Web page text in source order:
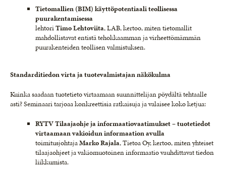
Tietomallien (BIM) käyttöpotentiaali teollisessa
puurakentamisessa
lehtoriTimo Lehtoviita, LAB, kertoo, miten tietomallit
mahdollistavat entistä tehokkaamman ja virheettömämmän
puurakenteiden teollisen valmistuksen.
Standarditiedon virta ja tuotevalmistajan näkökulma
Kuinka saadaan tuotetieto virtaamaan suunnittelijan pöydältä tehtaalle
asti? Seminaari tarjoaa konkreettisia ratkaisuja ja valaisee koko ketjua:
RYTV Tilaajaohje ja informaatiovaatimukset – tuotetiedot
virtaamaan vakioidun informaation avulla
toimitusjohtajaMarko Rajala, Tietoa Oy, kertoo, miten yhteiset
tilaajaohjeet ja vakiomuotoinen informaatio vauhdittavat tiedon
liikkumista.